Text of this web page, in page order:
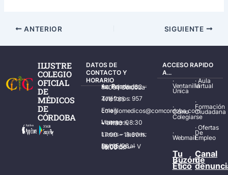
ANTERIOR SIGUIENTE
ILUSTRE
COLEGIO
OFICIAL
DE
MÉDICOS
DE
CÓRDOBA
DATOS DE
CONTACTO Y
HORARIO
Av. Ronda de los Tejares, 32 – 14001 Córdoba
Teléfonos: 957 478 785
Email: colegiomedicos@comcordoba.com
Lunes – Viernes: 08:30 – 14:30 h.
Lunes – Jueves: 17:00 – 19:30 h.
Del 15/06 al 15/09 de L – V de 08:00 – 15:00 h.
ACCESO RAPIDO
A...
·
Ventanilla
Única
·
Cómo
Colegiarse
·
Webmail
·Aula
Virtual
·
Formación
Ciudadana
·Ofertas
De
Empleo
Tu
Buzón
Ético
Canal
de